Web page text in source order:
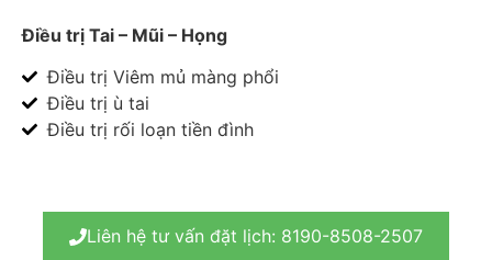
Điều trị Tai – Mũi – Họng
Điều trị Viêm mủ màng phổi
Điều trị ù tai
Điều trị rối loạn tiền đình
Liên hệ tư vấn đặt lịch: 8190-8508-2507